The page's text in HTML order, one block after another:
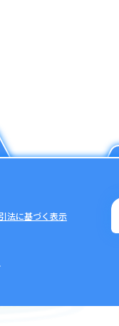
法に基づく表示